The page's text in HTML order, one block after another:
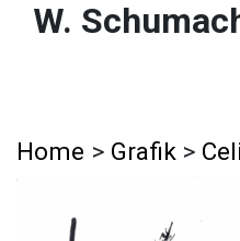
W.
Home > Grafik >